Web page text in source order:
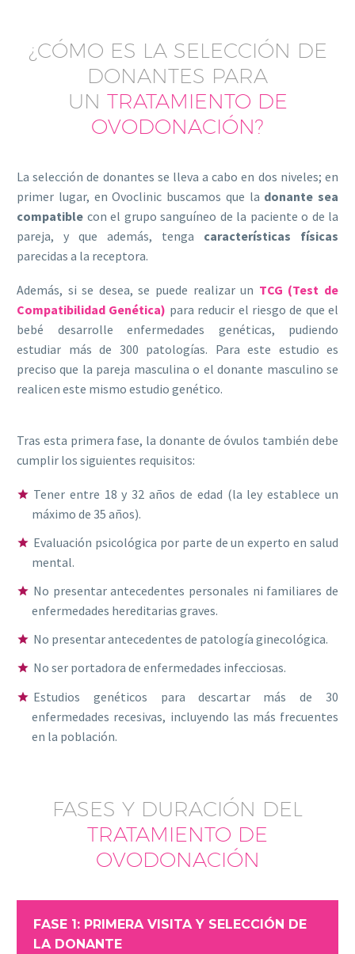
¿CÓMO ES LA SELECCIÓN DE
DONANTES PARA
UN TRATAMIENTO DE
OVODONACIÓN?
La selección de donantes se lleva a cabo en dos niveles; en
primer lugar, en Ovoclinic buscamos que la donante sea
compatible con el grupo sanguíneo de la paciente o de la
pareja, y que además, tenga características físicas
parecidas a la receptora.
Además, si se desea, se puede realizar un TCG (Test de
Compatibilidad Genética) para reducir el riesgo de que el
bebé desarrolle enfermedades genéticas, pudiendo
estudiar más de 300 patologías. Para este estudio es
preciso que la pareja masculina o el donante masculino se
realicen este mismo estudio genético.
Tras esta primera fase, la donante de óvulos también debe
cumplir los siguientes requisitos:
Tener entre 18 y 32 años de edad (la ley establece un
máximo de 35 años).
Evaluación psicológica por parte de un experto en salud
mental.
No presentar antecedentes personales ni familiares de
enfermedades hereditarias graves.
No presentar antecedentes de patología ginecológica.
No ser portadora de enfermedades infecciosas.
Estudios genéticos para descartar más de 30
enfermedades recesivas, incluyendo las más frecuentes
en la población.
FASES Y DURACIÓN DEL
TRATAMIENTO DE
OVODONACIÓN
FASE 1: PRIMERA VISITA Y SELECCIÓN DE
LA DONANTE